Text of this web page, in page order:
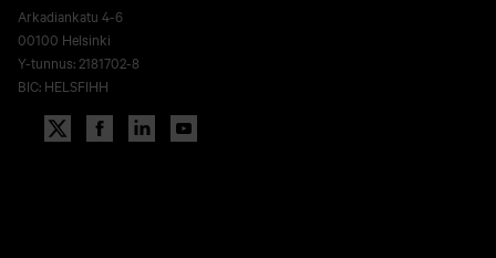
Arkadiankatu 4-6
00100 Helsinki
Y-tunnus: 2181702-8
BIC: HELSFIHH